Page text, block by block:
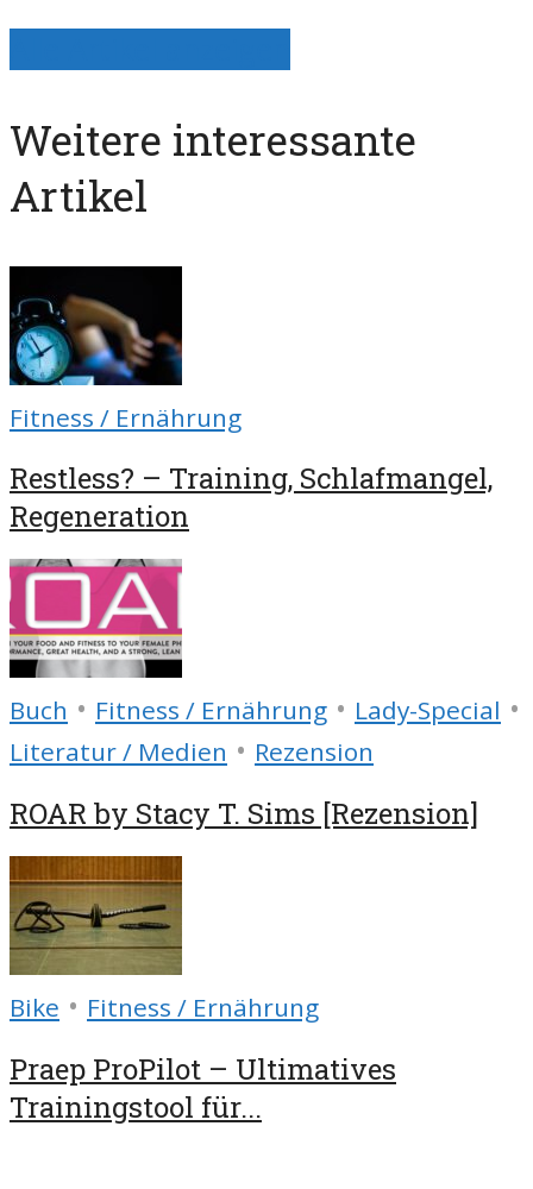
Weitere interessante
Artikel
Fitness / Ernährung
Restless? – Training, Schlafmangel,
Regeneration
Buch • Fitness / Ernährung • Lady-Special •
Literatur / Medien • Rezension
ROAR by Stacy T. Sims [Rezension]
Bike • Fitness / Ernährung
Praep ProPilot – Ultimatives
Trainingstool für...